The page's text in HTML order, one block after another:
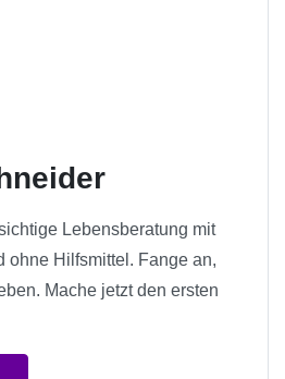
Lebensberatung mit
ohne Hilfsmittel. Fange an,
Mache jetzt den ersten